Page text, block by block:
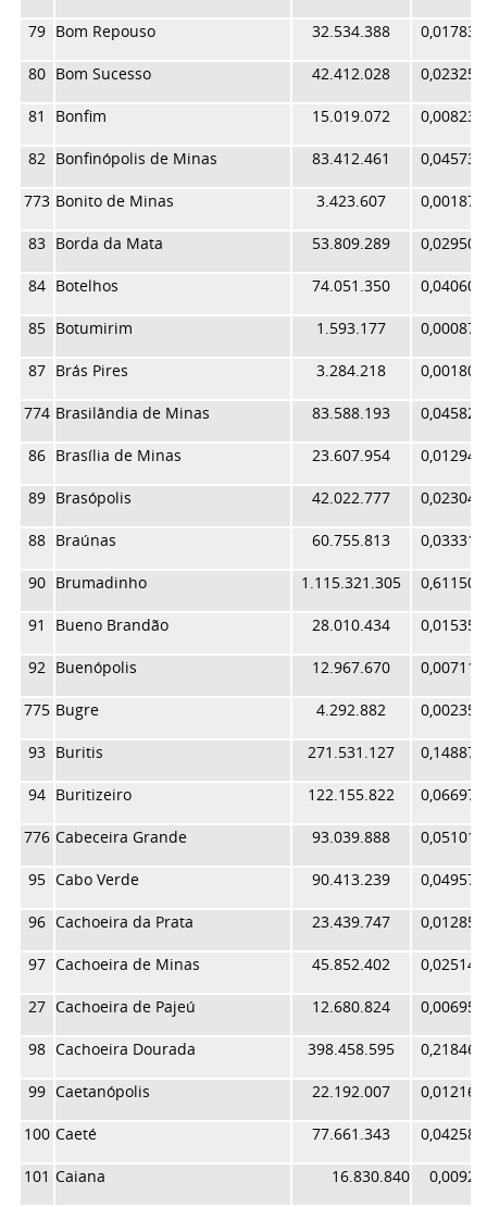
79 Bom Repouso 32.534.388 0,017838
80 Bom Sucesso 42.412.028 0,023253
81 Bonfim 15.019.072 0,008235
82 Bonfinópolis de Minas 83.412.461 0,045733
773 Bonito de Minas 3.423.607 0,001877
83 Borda da Mata 53.809.289 0,029502
84 Botelhos 74.051.350 0,040601
85 Botumirim 1.593.177 0,000873
87 Brás Pires 3.284.218 0,001801
774 Brasilândia de Minas 83.588.193 0,045829
86 Brasília de Minas 23.607.954 0,012944
89 Brasópolis 42.022.777 0,023040
88 Braúnas 60.755.813 0,033311
90 Brumadinho 1.115.321.305 0,611503
91 Bueno Brandão 28.010.434 0,015357
92 Buenópolis 12.967.670 0,007110
775 Bugre 4.292.882 0,002354
93 Buritis 271.531.127 0,148874
94 Buritizeiro 122.155.822 0,066975
776 Cabeceira Grande 93.039.888 0,051011
95 Cabo Verde 90.413.239 0,049571
96 Cachoeira da Prata 23.439.747 0,012851
97 Cachoeira de Minas 45.852.402 0,025140
27 Cachoeira de Pajeú 12.680.824 0,006953
98 Cachoeira Dourada 398.458.595 0,218465
99 Caetanópolis 22.192.007 0,012167
100 Caeté 77.661.343 0,042580
101 Caiana 16.830.840